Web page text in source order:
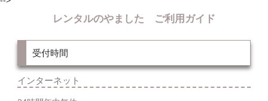
レンタルのやました ご利用ガイド
受付時間
インターネット